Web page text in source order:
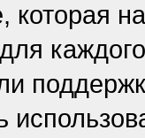
которая